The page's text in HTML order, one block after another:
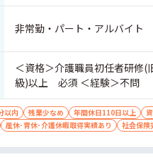
非常勤・パート・アルバイト
＜資格＞介護職員初任者研修(
級)以上 必須 ＜経験＞不問
以内 残業少なめ 年間休日110日以上
産休･育休･介護休暇取得実績あり 社会保険